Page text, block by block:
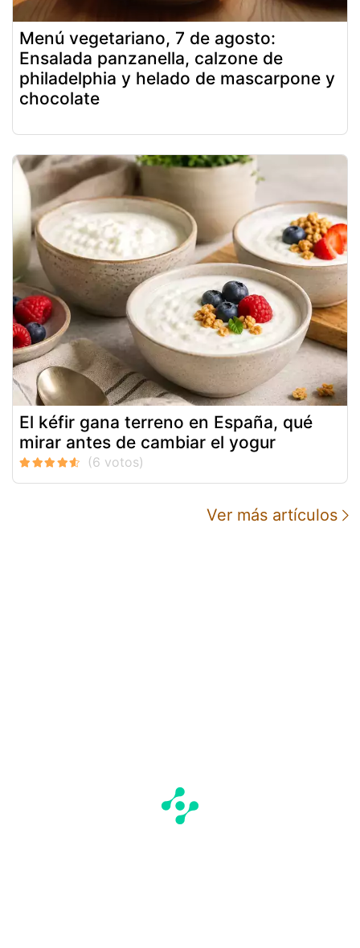
Menú vegetariano, 7 de agosto:
Ensalada panzanella, calzone de
philadelphia y helado de mascarpone y
chocolate
El kéfir gana terreno en España, qué
mirar antes de cambiar el yogur
Ver más artículos